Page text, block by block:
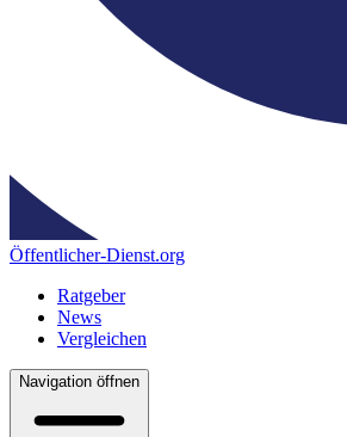
Öffentlicher-Dienst.org
Ratgeber
News
Vergleichen
Navigation öffnen